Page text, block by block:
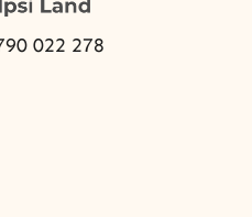
022 278